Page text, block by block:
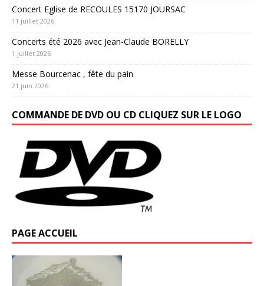
Concert Eglise de RECOULES 15170 JOURSAC
11 juillet 2026
Concerts été 2026 avec Jean-Claude BORELLY
1 juillet 2026
Messe Bourcenac , fête du pain
21 juin 2026
COMMANDE DE DVD OU CD CLIQUEZ SUR LE LOGO
PAGE ACCUEIL